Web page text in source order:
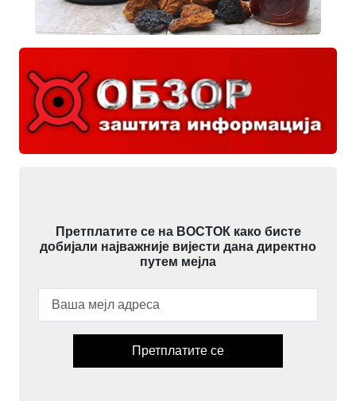
Претплатите се на ВОСТОК како бисте
добијали најважније вијести дана директно
путем мејла
Претплатите се